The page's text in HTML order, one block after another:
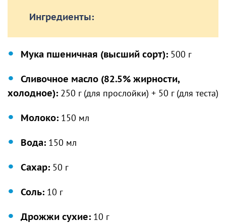
Ингредиенты:
Мука пшеничная (высший сорт): 500 г
Сливочное масло (82.5% жирности,
холодное): 250 г (для прослойки) + 50 г (для теста)
Молоко: 150 мл
Вода: 150 мл
Сахар: 50 г
Соль: 10 г
Дрожжи сухие: 10 г